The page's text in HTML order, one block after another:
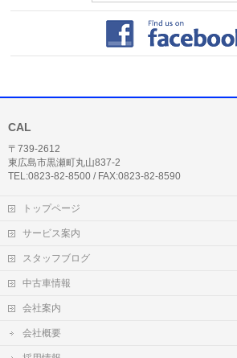
CAL
〒739-2612
東広島市黒瀬町丸山837-2
TEL:0823-82-8500 / FAX:0823-82-8590
トップページ
サービス案内
スタッフブログ
中古車情報
会社案内
会社概要